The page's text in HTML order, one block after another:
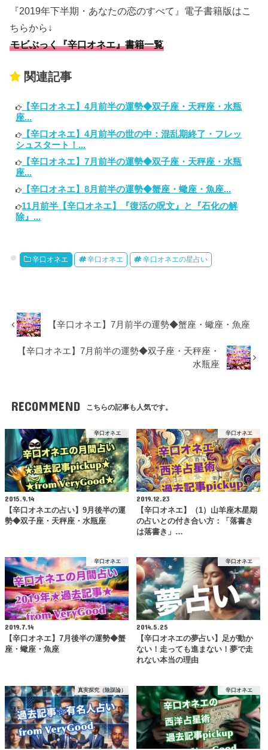
『2019年下半期・あなたの恋のすべて』電子書籍版はこ
ちらから↓
モビぶっく『辛口オネエ』書籍一覧
関連記事
【辛口オネエ】4月前半の運勢◆双子座・天秤座・水瓶
座...
【辛口オネエ】4月前半の世の中：混乱期終了・フレッ
シュスタート！...
【辛口オネエ】7月前半の運勢◆双子座・天秤座・水瓶
座...
【辛口オネエ】8月前半の運勢◆蟹座・蠍座・魚座...
11月前半【辛口オネエ】『復活の呪文』と『石化の解
除』...
辛口オネエ 辛口オネエ 辛口オネエの星占い
【辛口オネエ】7月前半の運勢◆蟹座・蠍座・魚座
【辛口オネエ】7月前半の運勢◆双子座・天秤座・
水瓶座
RECOMMEND こちらの記事も人気です。
辛口オネエ
2015.9.14
【辛口オネエの占い】9月後半の運
勢◆双子座・天秤座・水瓶座
辛口オネエ
2019.12.23
【辛口オネエ】（1）山羊座木星期
の占いとの付き合い方：「落書き
は落書き」…
辛口オネエ
2019.7.14
【辛口オネエ】7月後半の運勢◆蟹
座・蠍座・魚座
辛口オネエ
2014.5.25
【辛口オネエの夢占い】足が動か
ない！走っても進まない！夢で走
れない本当の理由
真実探究（陰謀論） 辛口オネエ